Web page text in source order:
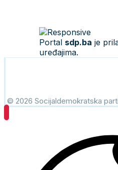
Portal sdp.ba je
uređajima.
© 2026 Socijaldemokratska